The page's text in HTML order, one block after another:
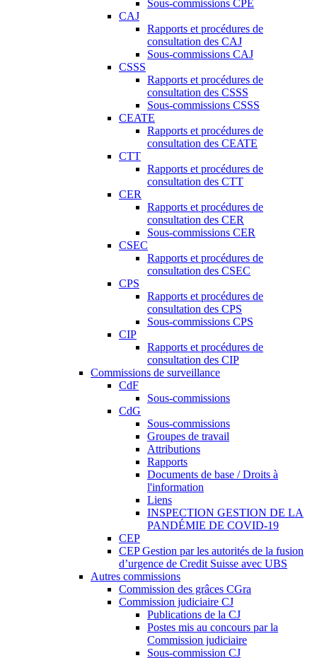
Sous-commissions CPE
CAJ
Rapports et procédures de
consultation des CAJ
Sous-commissions CAJ
CSSS
Rapports et procédures de
consultation des CSSS
Sous-commissions CSSS
CEATE
Rapports et procédures de
consultation des CEATE
CTT
Rapports et procédures de
consultation des CTT
CER
Rapports et procédures de
consultation des CER
Sous-commissions CER
CSEC
Rapports et procédures de
consultation des CSEC
CPS
Rapports et procédures de
consultation des CPS
Sous-commissions CPS
CIP
Rapports et procédures de
consultation des CIP
Commissions de surveillance
CdF
Sous-commissions
CdG
Sous-commissions
Groupes de travail
Attributions
Rapports
Documents de base / Droits à
l'information
Liens
INSPECTION GESTION DE LA
PANDÉMIE DE COVID-19
CEP
CEP Gestion par les autorités de la fusion
d’urgence de Credit Suisse avec UBS
Autres commissions
Commission des grâces CGra
Commission judiciaire CJ
Publications de la CJ
Postes mis au concours par la
Commission judiciaire
Sous-commission CJ